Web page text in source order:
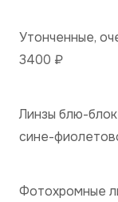
Утонченные,
3400 ₽
Линзы блю-
сине-
Фотохромные